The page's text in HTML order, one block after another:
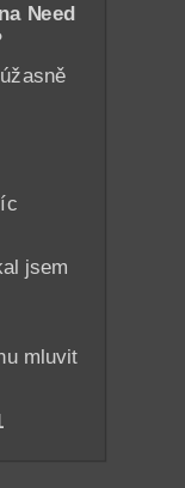
Need
jsem
mluvit